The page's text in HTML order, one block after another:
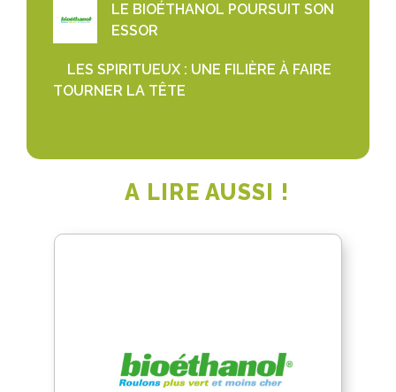
LE BIOÉTHANOL POURSUIT SON
ESSOR
LES SPIRITUEUX : UNE FILIÈRE À FAIRE
TOURNER LA TÊTE
A LIRE AUSSI !